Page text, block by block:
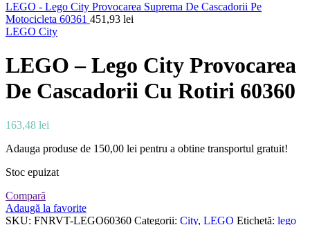
LEGO - Lego City Provocarea Suprema De Cascadorii Pe
Motocicleta 60361 451,93 lei
LEGO City
LEGO – Lego City Provocarea
De Cascadorii Cu Rotiri 60360
163,48 lei
Adauga produse de 150,00 lei pentru a obtine transportul gratuit!
Stoc epuizat
Compară
Adaugă la favorite
SKU: FNRVT-LEGO60360 Categorii: City, LEGO Etichetă: lego